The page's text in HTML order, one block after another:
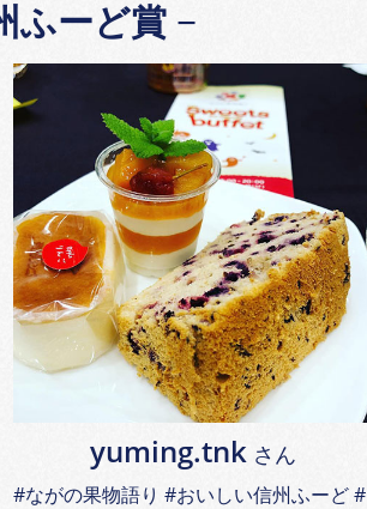
ふーど賞
yuming.tnk さん
#ながの果物語り #おいしい信州ふーど #